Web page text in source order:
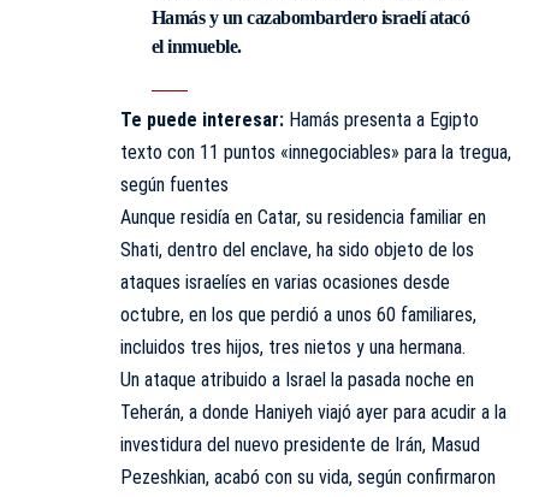
Hamás y un cazabombardero israelí atacó
el inmueble.
Te puede interesar: Hamás presenta a Egipto
texto con 11 puntos «innegociables» para la tregua,
según fuentes
Aunque residía en Catar, su residencia familiar en
Shati, dentro del enclave, ha sido objeto de los
ataques israelíes en varias ocasiones desde
octubre, en los que perdió a unos 60 familiares,
incluidos tres hijos, tres nietos y una hermana.
Un ataque atribuido a Israel la pasada noche en
Teherán, a donde Haniyeh viajó ayer para acudir a la
investidura del nuevo presidente de Irán, Masud
Pezeshkian, acabó con su vida, según confirmaron